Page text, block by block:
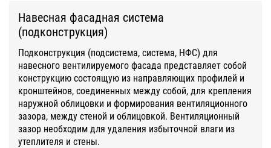
Навесная фасадная система
(подконструкция)
Подконструкция (подсистема, система, НФС) для
навесного вентилируемого фасада представляет собой
конструкцию состоящую из направляющих профилей и
кронштейнов, соединенных между собой, для крепления
наружной облицовки и формирования вентиляционного
зазора, между стеной и облицовкой. Вентиляционный
зазор необходим для удаления избыточной влаги из
утеплителя и стены.